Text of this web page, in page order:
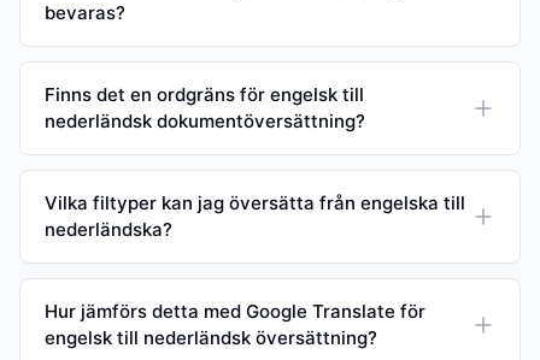
bevaras?
Finns det en ordgräns för engelsk till
nederländsk dokumentöversättning?
Vilka filtyper kan jag översätta från engelska till
nederländska?
Hur jämförs detta med Google Translate för
engelsk till nederländsk översättning?